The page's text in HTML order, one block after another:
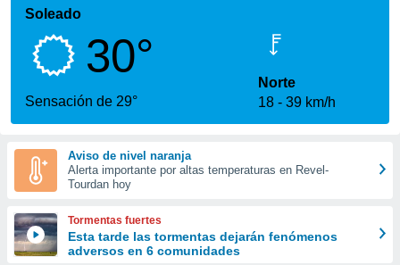
por
que se
calidad.
a este
las
y
forma
digital
basada
Soleado
30°
Sensación de 29°
Norte
18
39 km/h
Aviso de nivel naranja
Alerta importante por altas temperaturas en Revel-
Tourdan hoy
Tormentas fuertes
Esta tarde las tormentas dejarán fenómenos
adversos en 6 comunidades